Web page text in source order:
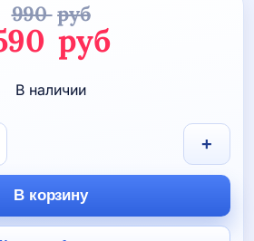
990 руб
цена
составляла
руб
Текущая
цена:
В наличии
+
В корзину